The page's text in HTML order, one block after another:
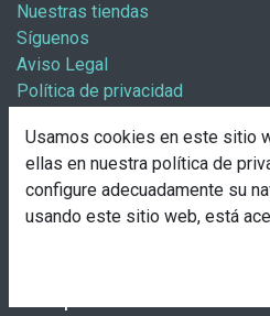
Nuestras tiendas
Síguenos
Aviso Legal
Política de privacidad
Información /
Abre tu tienda
Pasos para abrir tu tienda
Usamos cookies en este sitio
ellas en nuestra política de
configure adecuadamente su
usando este sitio web, está